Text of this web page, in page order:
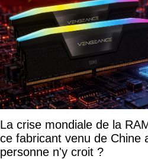
La crise mondiale de la
ce fabricant venu de Chine
personne n'y croit ?